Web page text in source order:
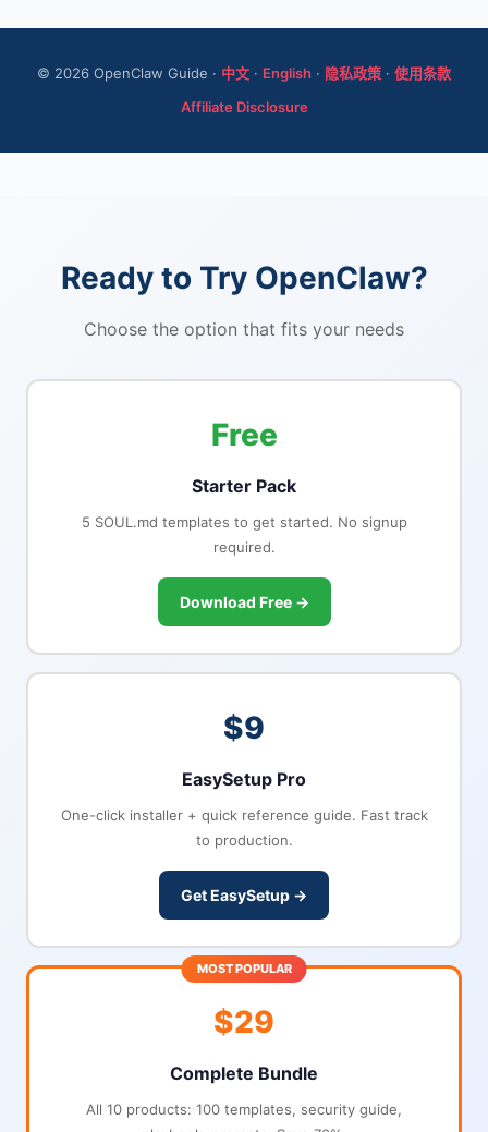
© 2026 OpenClaw Guide · 中文 · English · 隐私政策 · 使用条款
Affiliate Disclosure
Ready to Try OpenClaw?
Choose the option that fits your needs
Free
Starter Pack
5 SOUL.md templates to get started. No signup
required.
Download Free →
$9
EasySetup Pro
One-click installer + quick reference guide. Fast track
to production.
Get EasySetup →
MOST POPULAR
$29
Complete Bundle
All 10 products: 100 templates, security guide,